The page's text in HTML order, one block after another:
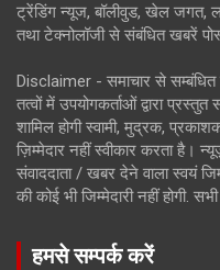
ट्रेंडिंग न्यूज, बॉलीवुड, खेल जगत,
तथा टेक्नोलॉजी से संबंधित खबरें
Disclaimer - समाचार से
तत्वों में उपयोगकर्ताओं द्वारा
शामिल होगी स्वामी, मुद्रक,
ज़िम्मेदार नहीं स्वीकार करता है।
संवाददाता / खबर देने वाला स्वयं
की कोई भी जिम्मेदारी नहीं होगी. सभी
हमसे सम्पर्क करें